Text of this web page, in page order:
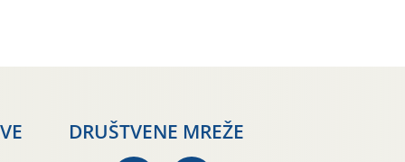
DRUŠTVENE MREŽE